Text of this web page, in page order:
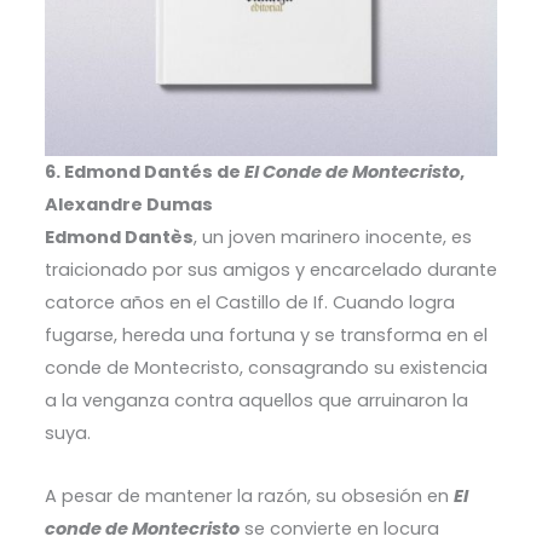
6. Edmond Dantés de El Conde de Montecristo,
Alexandre Dumas
Edmond Dantès, un joven marinero inocente, es
traicionado por sus amigos y encarcelado durante
catorce años en el Castillo de If. Cuando logra
fugarse, hereda una fortuna y se transforma en el
conde de Montecristo, consagrando su existencia
a la venganza contra aquellos que arruinaron la
suya.
A pesar de mantener la razón, su obsesión en El
conde de Montecristose convierte en locura